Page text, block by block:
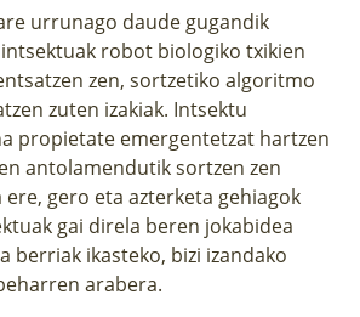
urrunago daude gugandik
robot biologiko txikien
zen, sortzetiko algoritmo
zuten izakiak. Intsektu
propietate emergentetzat hartzen
antolamendutik sortzen zen
ere, gero eta azterketa gehiagok
gai direla beren jokabidea
berriak ikasteko, bizi izandako
arabera.